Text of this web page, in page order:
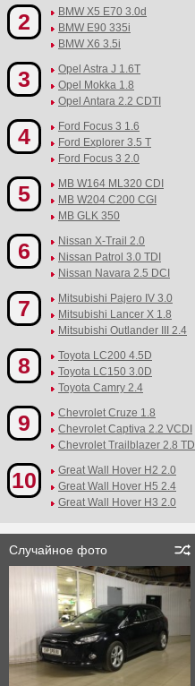
2
BMW X5 E70 3.0d
BMW E90 335i
BMW X6 3.5i
3
Opel Astra J 1.6T
Opel Mokka 1.8
Opel Antara 2.2 CDTI
4
Ford Focus 3 1.6
Ford Explorer 3.5 T
Ford Focus 3 2.0
5
MB W164 ML320 CDI
MB W204 C200 CGI
MB GLK 350
6
Nissan X-Trail 2.0
Nissan Patrol 3.0 TDI
Nissan Navara 2.5 DCI
7
Mitsubishi Pajero IV 3.0
Mitsubishi Lancer X 1.8
Mitsubishi Outlander III 2.4
8
Toyota LC200 4.5D
Toyota LC150 3.0D
Toyota Camry 2.4
9
Chevrolet Cruze 1.8
Chevrolet Captiva 2.2 VCDI
Chevrolet Trailblazer 2.8 TD
10
Great Wall Hover H2 2.0
Great Wall Hover H5 2.4
Great Wall Hover H3 2.0
Случайное фото